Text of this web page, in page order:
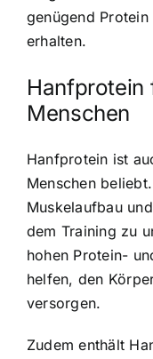
genügend
erhalten.
Hanfprotein
Menschen
Hanfprotein ist
Menschen
Muskelaufbau
dem Training zu
hohen Protein-
helfen, den
versorgen.
Zudem enthält